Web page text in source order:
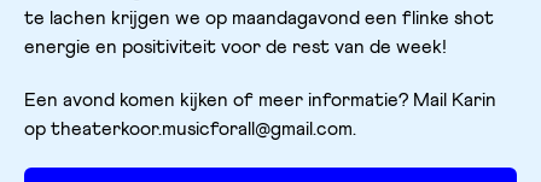
te lachen krijgen we op maandagavond een flinke shot
energie en positiviteit voor de rest van de week!
Een avond komen kijken of meer informatie? Mail Karin
op theaterkoor.musicforall@gmail.com.